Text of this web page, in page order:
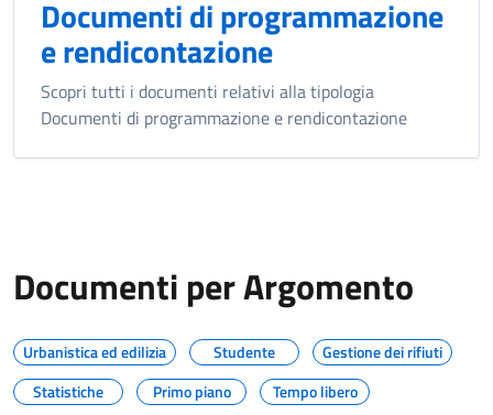
Documenti di programmazione
e rendicontazione
Scopri tutti i documenti relativi alla tipologia
Documenti di programmazione e rendicontazione
Documenti per Argomento
Urbanistica ed edilizia Studente
Gestione dei rifiuti
Statistiche
Primo piano Tempo libero